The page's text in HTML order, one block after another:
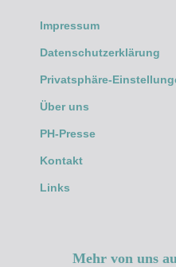
Impressum
Datenschutzerklärung
Privatsphäre-
Über uns
PH-Presse
Kontakt
Links
Mehr von uns